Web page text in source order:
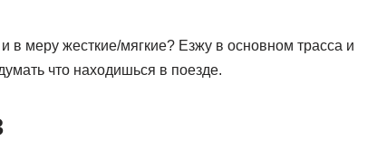
в меру жесткие/мягкие? Езжу в основном трасса и
что находишься в поезде.